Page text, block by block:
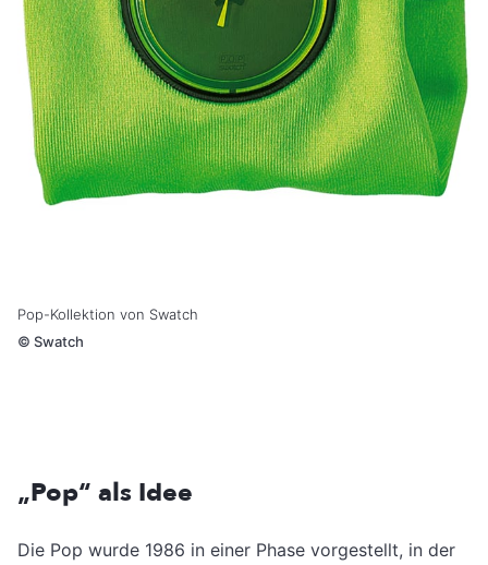
Pop-Kollektion von Swatch
© Swatch
„Pop“ als Idee
Die Pop wurde 1986 in einer Phase vorgestellt, in der